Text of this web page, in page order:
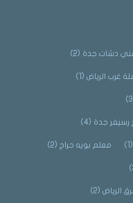
دشات جدة (2)
غرب الرياض(1)
رسيفر جدة (4)
معلم بويه حراج (2)
الرياض(2)